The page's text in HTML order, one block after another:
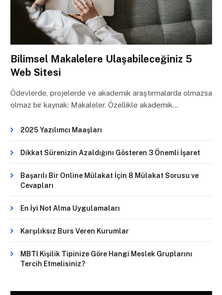
Bilimsel Makalelere Ulaşabileceğiniz 5
Web Sitesi
Ödevlerde, projelerde ve akademik araştırmalarda olmazsa
olmaz bir kaynak: Makaleler. Özellikle akademik…
2025 Yazılımcı Maaşları
Dikkat Sürenizin Azaldığını Gösteren 3 Önemli İşaret
Başarılı Bir Online Mülakat İçin 8 Mülakat Sorusu ve
Cevapları
En İyi Not Alma Uygulamaları
Karşılıksız Burs Veren Kurumlar
MBTI Kişilik Tipinize Göre Hangi Meslek Gruplarını
Tercih Etmelisiniz?